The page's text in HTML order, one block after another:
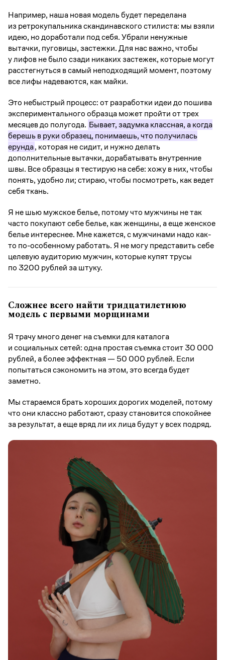
Например, наша новая модель будет переделана
из ретрокупальника скандинавского стилиста: мы взяли
идею, но доработали под себя. Убрали ненужные
вытачки, пуговицы, застежки. Для нас важно, чтобы
у лифов не было сзади никаких застежек, которые могут
расстегнуться в самый неподходящий момент, поэтому
все лифы надеваются, как майки.
Это небыстрый процесс: от разработки идеи до пошива
экспериментального образца может пройти от трех
месяцев до полугода. Бывает, задумка классная, а когда
берешь в руки образец, понимаешь, что получилась
ерунда, которая не сидит, и нужно делать
дополнительные вытачки, дорабатывать внутренние
швы. Все образцы я тестирую на себе: хожу в них, чтобы
понять, удобно ли; стираю, чтобы посмотреть, как ведет
себя ткань.
Я не шью мужское белье, потому что мужчины не так
часто покупают себе белье, как женщины, а еще женское
белье интереснее. Мне кажется, с мужчинами надо как-
то по-особенному работать. Я не могу представить себе
целевую аудиторию мужчин, которые купят трусы
по 3200 рублей за штуку.
Сложнее всего найти тридцатилетнюю
модель с первыми морщинами
Я трачу много денег на съемки для каталога
и социальных сетей: одна простая съемка стоит 30 000
рублей, а более эффектная — 50 000 рублей. Если
попытаться сэкономить на этом, это всегда будет
заметно.
Мы стараемся брать хороших дорогих моделей, потому
что они классно работают, сразу становится спокойнее
за результат, а еще вряд ли их лица будут у всех подряд.